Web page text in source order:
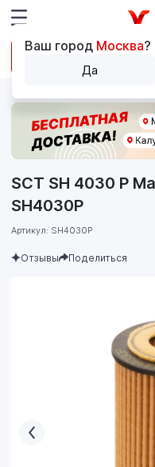
SCT SH 4030 P
SH4030P
Артикул: SH4030P
Отзывы Поделиться
Ваш город Москва?
Да